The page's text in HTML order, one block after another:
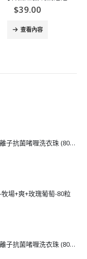
$39.00
查看內容
[J206232] 日本BON BON銀離子抗菌啫喱洗衣珠 (80粒)
場+爽+玫瑰葡萄-80粒
[J111043] 日本BON BON銀離子抗菌啫喱洗衣珠 (80粒)